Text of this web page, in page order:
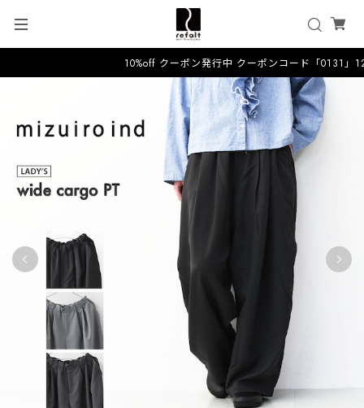
10%off クーポン発行中 クーポンコード「0131」